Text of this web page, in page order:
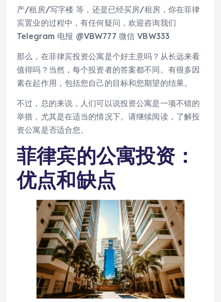
产/租房/写字楼 等，还是已经买房/租房，你在菲律
宾置业的过程中，有任何疑问，欢迎咨询我们
Telegram 电报 @VBW777 微信 VBW333
那么，在菲律宾投资公寓是个好主意吗？从长远来看
值得吗？当然，每个投资者的答案都不同。有很多因
素在起作用，包括您自己的目标和您期望的结果。
不过，总的来说，人们可以说投资公寓是一项不错的
举措，尤其是在适当的情况下。请继续阅读，了解投
资公寓是否适合您。
菲律宾的公寓投资：
优点和缺点